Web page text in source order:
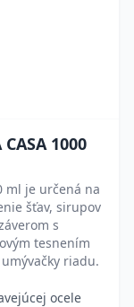
1000
ml je určená na
šťav, sirupov
s
tesnením
riadu.
ocele